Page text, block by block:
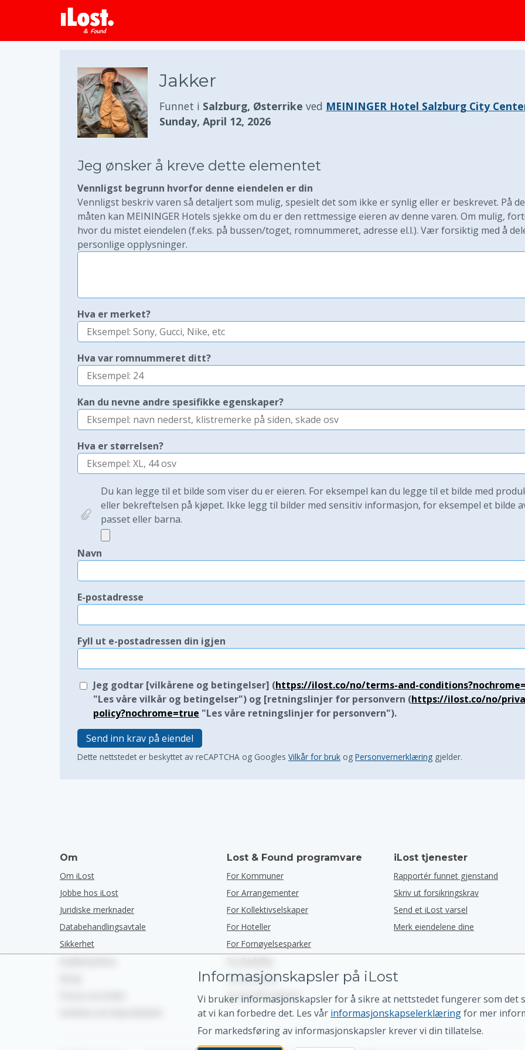
Jakker
Funnet i Salzburg, Østerrike ved MEININGER Hotel Salzburg City
Sunday, April 12, 2026
Jeg ønsker å kreve dette elementet
Vennligst begrunn hvorfor denne eiendelen er din
Vennligst beskriv varen så detaljert som mulig, spesielt det som ikke er synlig eller er beskrevet. På
måten kan MEININGER Hotels sjekke om du er den rettmessige eieren av denne varen. Om mulig,
hvor du mistet eiendelen (f.eks. på bussen/toget, romnummeret, adresse el.l.). Vær forsiktig med å
personlige opplysninger.
Hva er merket?
Hva var romnummeret ditt?
Kan du nevne andre spesifikke egenskaper?
Hva er størrelsen?
Du kan legge til et bilde som viser du er eieren. For eksempel kan du legge til et bilde med
eller bekreftelsen på kjøpet. Ikke legg til bilder med sensitiv informasjon, for eksempel et bilde
passet eller barna.
Navn
E-postadresse
Fyll ut e-postadressen din igjen
Jeg godtar [vilkårene og betingelser] (https://ilost.co/no/terms-and-
"Les våre vilkår og betingelser") og [retningslinjer for personvern (https://ilost.co/no/
policy?nochrome=true "Les våre retningslinjer for personvern").
Send inn krav på eiendel
Dette nettstedet er beskyttet av reCAPTCHA og Googles Vilkår for bruk og Personvernerklæring gjelder.
Om
Om iLost
Jobbe hos iLost
Juridiske merknader
Databehandlingsavtale
Sikkerhet
Lost & Found programvare
For Kommuner
For Arrangementer
For Kollektivselskaper
For Hoteller
For Fornøyelsesparker
Se Oss På G2
Se Oss På Capterra
iLost tjenester
Rapportér funnet gjenstand
Skriv ut forsikringskrav
Send et iLost varsel
Merk eiendelene dine
Informasjonskapsler på iLost
Vi bruker informasjonskapsler for å sikre at nettstedet fungerer som det
at vi kan forbedre det. Les vår informasjonskapselerklæringfor mer
For markedsføring av informasjonskapsler krever vi din tillatelse.